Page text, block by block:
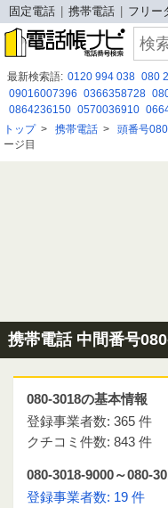
固定電話 携帯電話 フリー
最新検索語: 0120 994 038 080
09016007396 0366358728
0864236150 0570036910
05032051095 08080884329
08007004239
トップ> 携帯電話 > 頭番号080
ージ目
携帯電話 中間番号
080-3018の基本情報
登録事業者数: 365 件
クチコミ件数: 843 件
080-3018-9000～080-
登録事業者数: 19 件